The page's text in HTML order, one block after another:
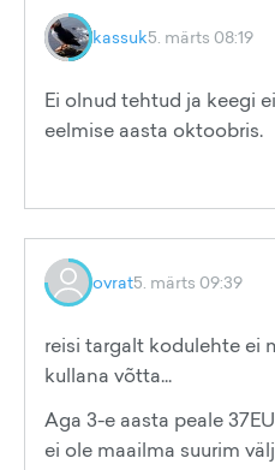
kassuk5. märts 08:19
Ei olnud tehtud ja keegi
eelmise aasta oktoobris.
ovrat5. märts 09:39
reisi targalt kodulehte ei
kullana võtta...
Aga 3-e aasta peale
ei ole maailma suurim